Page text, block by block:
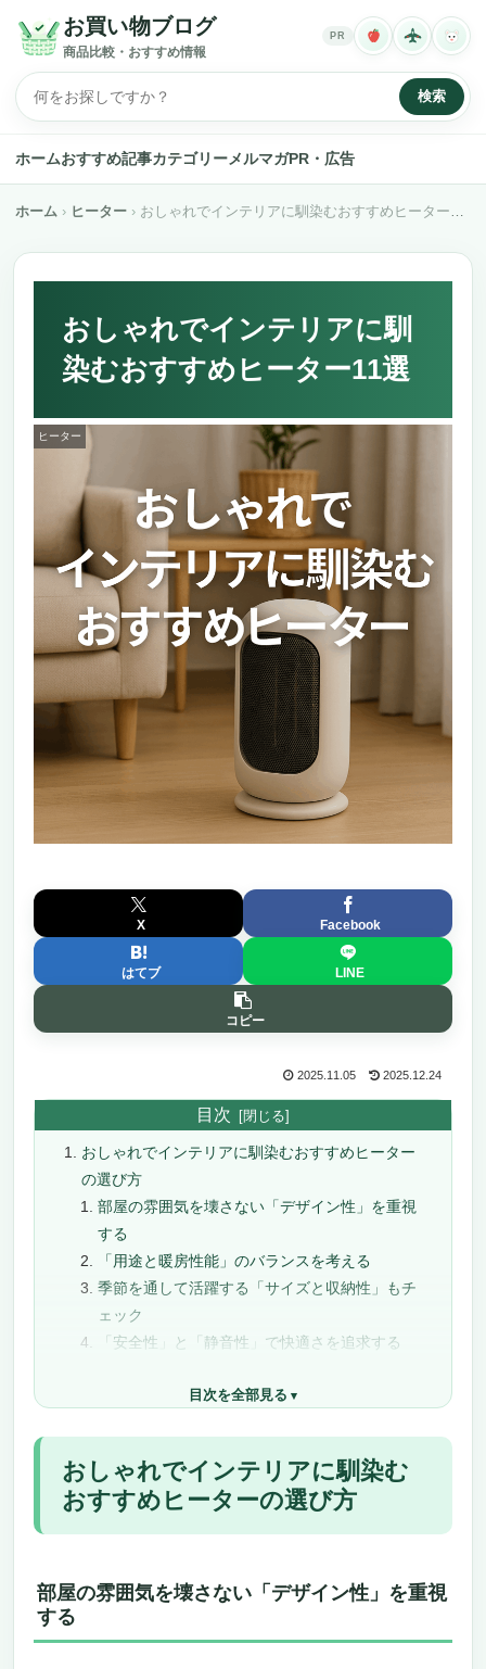
お買い物ブログ
商品比較・おすすめ情報
検索
PR
ホームおすすめ記事カテゴリーメルマガPR・広告
ホーム ヒーター おしゃれでインテリアに馴染むおすすめヒーター11選
おしゃれでインテリアに馴
染むおすすめヒーター11選
ヒーター
X Facebook
はてブ LINE
コピー
2025.11.05 2025.12.24
目次
おしゃれでインテリアに馴染むおすすめヒーター
の選び方
部屋の雰囲気を壊さない「デザイン性」を重視
する
「用途と暖房性能」のバランスを考える
季節を通して活躍する「サイズと収納性」もチ
ェック
「安全性」と「静音性」で快適さを追求する
De’Longhi（デロンギ）マルチダイナミックヒ
ーター MDHU15-PB
リビングに溶け込むブラック基調のデザイン
ゼロ風暖房で風を感じず、空気も乾燥しにく
高精度な温度制御で快適さを自動キープ
目次を全部見る
おしゃれでインテリアに馴染む
おすすめヒーターの選び方
部屋の雰囲気を壊さない「デザイン性」を重視
する